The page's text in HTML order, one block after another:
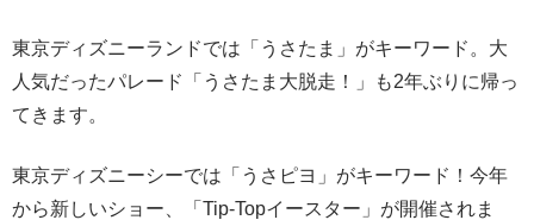
東京ディズニーランドでは「うさたま」がキーワード。大
人気だったパレード「うさたま大脱走！」も2年ぶりに帰っ
てきます。
東京ディズニーシーでは「うさピヨ」がキーワード！今年
から新しいショー、「Tip-Topイースター」が開催されま